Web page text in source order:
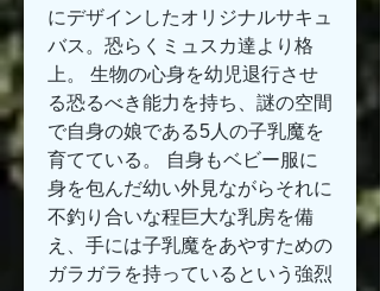
にデザインしたオリジナルサキュ
バス。恐らくミュスカ達より格
上。 生物の心身を幼児退行させ
る恐るべき能力を持ち、謎の空間
で自身の娘である5人の子乳魔を
育てている。 自身もベビー服に
身を包んだ幼い外見ながらそれに
不釣り合いな程巨大な乳房を備
え、手には子乳魔をあやすための
ガラガラを持っているという強烈